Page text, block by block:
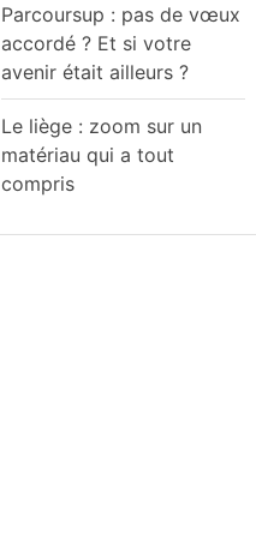
Parcoursup : pas de vœux
accordé ? Et si votre
avenir était ailleurs ?
Le liège : zoom sur un
matériau qui a tout
compris